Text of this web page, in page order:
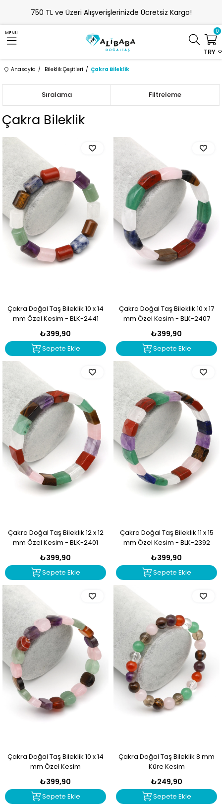
750 TL ve Üzeri Alışverişlerinizde Ücretsiz Kargo!
MENU
TRY
0
Anasayfa Bileklik Çeşitleri Çakra Bileklik
Filtreleme
Sıralama
Çakra Bileklik
Çakra Doğal Taş Bileklik 10 x 14
mm Özel Kesim - BLK-2441
₺399,90
Sepete Ekle
Çakra Doğal Taş Bileklik 10 x 17
mm Özel Kesim - BLK-2407
₺399,90
Sepete Ekle
Çakra Doğal Taş Bileklik 12 x 12
mm Özel Kesim - BLK-2401
₺399,90
Sepete Ekle
Çakra Doğal Taş Bileklik 11 x 15
mm Özel Kesim - BLK-2392
₺399,90
Sepete Ekle
Çakra Doğal Taş Bileklik 10 x 14
mm Özel Kesim
₺399,90
Sepete Ekle
Çakra Doğal Taş Bileklik 8 mm
Küre Kesim
₺249,90
Sepete Ekle